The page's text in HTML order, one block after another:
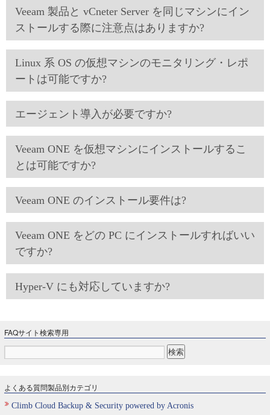
Veeam 製品と vCneter Server を同じマシンにイン
ストールする際に注意点はありますか?
Linux 系 OS の仮想マシンのモニタリング・レポ
ートは可能ですか?
エージェント導入が必要ですか?
Veeam ONE を仮想マシンにインストールするこ
とは可能ですか?
Veeam ONE のインストール要件は?
Veeam ONE をどの PC にインストールすればいい
ですか?
Hyper-V にも対応していますか?
FAQサイト検索専用
よくある質問製品別カテゴリ
Climb Cloud Backup & Security powered by Acronis